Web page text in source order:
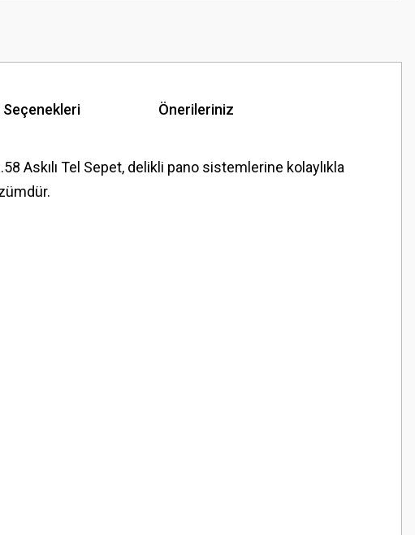
Önerileriniz
Askılı Tel Sepet, delikli pano sistemlerine kolaylıkla